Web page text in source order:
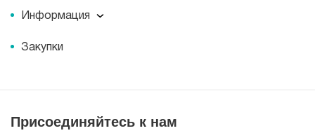
История
Документы
Пациентам
Пресс-центр
Журнал для пациентов «МЕДСИ СЕГОДНЯ»
Информация
Информация
Закупки
Присоединяйтесь к нам